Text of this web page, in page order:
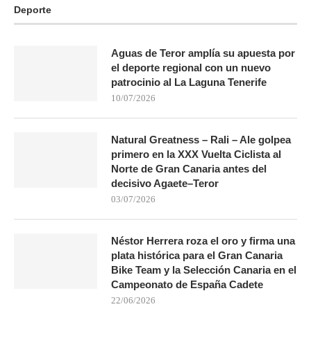
Deporte
Aguas de Teror amplía su apuesta por
el deporte regional con un nuevo
patrocinio al La Laguna Tenerife
10/07/2026
Natural Greatness – Rali – Ale golpea
primero en la XXX Vuelta Ciclista al
Norte de Gran Canaria antes del
decisivo Agaete–Teror
03/07/2026
Néstor Herrera roza el oro y firma una
plata histórica para el Gran Canaria
Bike Team y la Selección Canaria en el
Campeonato de España Cadete
22/06/2026